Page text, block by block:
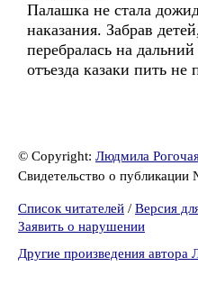
Палашка не стала
наказания. Забрав
перебралась на
отъезда казаки пить не
© Copyright: Людмила
Свидетельство о
Список читателей / Версия
Заявить о нарушении
Другие произведения автора